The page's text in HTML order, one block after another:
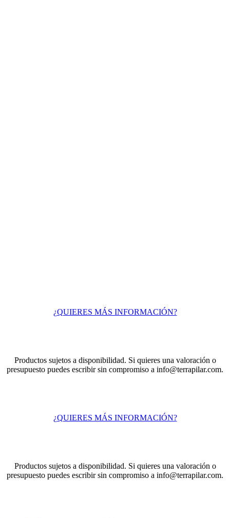
¿QUIERES MÁS INFORMACIÓN?
Productos sujetos a disponibilidad. Si quieres una valoración o
presupuesto puedes escribir sin compromiso a info@terrapilar.com.
¿QUIERES MÁS INFORMACIÓN?
Productos sujetos a disponibilidad. Si quieres una valoración o
presupuesto puedes escribir sin compromiso a info@terrapilar.com.